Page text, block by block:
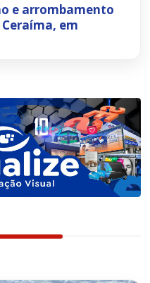
e arrombamento
em